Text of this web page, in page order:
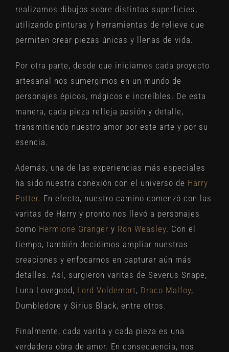
realizamos dibujos sobre distintas superficies,
utilizando pinturas y herramientas de relieve que
permiten crear piezas únicas y llenas de vida.
Por otra parte, desde que iniciamos cada proyecto
artesanal nos sumergimos en un mundo de
personajes épicos, mágicos e increíbles. De esta
manera, cada pieza refleja pasión y detalle,
transmitiendo nuestro amor por este arte y por su
esencia.
Además, una de las experiencias más especiales
ha sido nuestra conexión con el universo de Harry
Potter. En efecto, nuestro camino comenzó con las
varitas de Harry y pronto nos llevó a personajes
como Hermione Granger y Ron Weasley. Con el
tiempo, también decidimos ampliar nuestras
creaciones y enfocarnos en capturar aún más
detalles. Así, surgieron varitas de Severus Snape,
Luna Lovegood, Lord Voldemort, Draco Malfoy,
Dumbledore y Sirius Black, entre otros.
Finalmente, cada varita y cada pieza es una
verdadera obra de amor. En consecuencia, nos